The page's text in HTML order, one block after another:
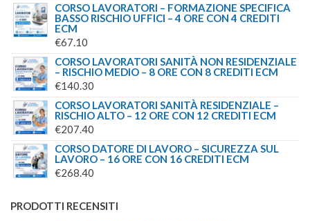
CORSO LAVORATORI – FORMAZIONE SPECIFICA
BASSO RISCHIO UFFICI – 4 ORE CON 4 CREDITI
ECM
€67.10
CORSO LAVORATORI SANITÀ NON RESIDENZIALE
– RISCHIO MEDIO – 8 ORE CON 8 CREDITI ECM
€140.30
CORSO LAVORATORI SANITÀ RESIDENZIALE –
RISCHIO ALTO – 12 ORE CON 12 CREDITI ECM
€207.40
CORSO DATORE DI LAVORO – SICUREZZA SUL
LAVORO – 16 ORE CON 16 CREDITI ECM
€268.40
PRODOTTI RECENSITI